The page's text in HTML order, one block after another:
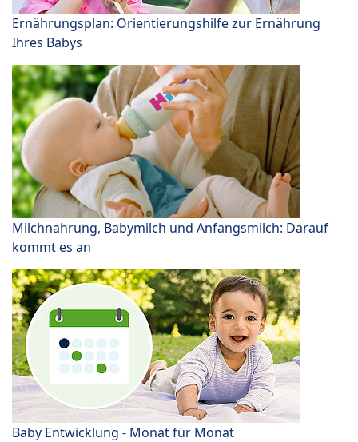
Ernährungsplan: Orientierungshilfe zur Ernährung
Ihres Babys
Milchnahrung, Babymilch und Anfangsmilch: Darauf
kommt es an
Baby Entwicklung - Monat für Monat